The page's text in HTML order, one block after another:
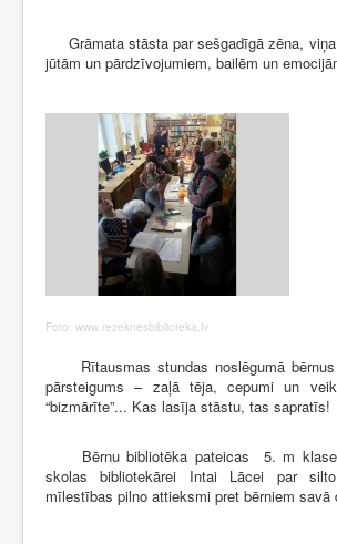
Grāmata stāsta par sešgadīgā zēna,
jūtām un pārdzīvojumiem, bailēm un
Foto: www.rezeknesbiblioteka.lv
Rītausmas stundas noslēgumā bērnus
pārsteigums – zaļā tēja, cepumi un
“bizmārīte”... Kas lasīja stāstu, tas sapratīs!
Bērnu bibliotēka pateicas 5. m
skolas bibliotekārei Intai Lācei par
mīlestības pilno attieksmi pret bērniem savā